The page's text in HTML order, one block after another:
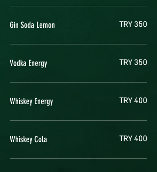
Gin Soda Lemon TRY 350
Vodka Energy TRY 350
Whiskey Energy TRY 400
Whiskey Cola TRY 400